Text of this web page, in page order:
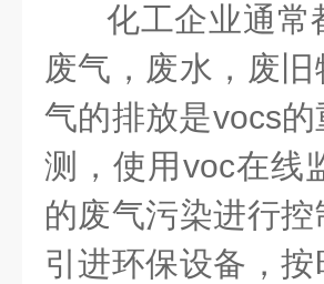
化工企业通常
废气，废水，废
气的排放是vocs
测，使用voc在线
的废气污染进行
引进环保设备，